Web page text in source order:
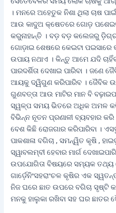
। ମନରେ ଅହେତୁକ ନିଶା ଥିଲା ଚାଷ
ଆଉ କାଦୁଅ କ୍ଷେତରେ ଗୋଡ଼
କରୁନାହାନ୍ତି । ବଡ଼ ବଡ଼ କଲେଜରୁ
ଗୋଡ଼ାଇ ଶେଷରେ କେଇଟା
ଉପାୟ ନଥାଏ । କିନ୍ତୁ ଆମେ ଯଦି
ପାରଦର୍ଶିତା ଦେଖାଇ ପାରିବା । ଜଣେ
ଆୟକୁ ଦ୍ୱିଗୁଣ କରିପାରିବ । ଜୈବିକ
ଗୁଣବତ୍ତା ଆଉ ମାଟିର ମାନ ବି
ସ୍ୱଳ୍ପ ସମୟ ଭିତରେ ଅଧିକ ଅମଳ
ବିଭିନ୍ନ ନୂତନ ପ୍ରଣାଳୀ ବ୍ୟବହାର
ବେଶ କିଛି ରୋଜଗାର କରିପାରିବା ।
ପାକଶାଳା ବଗିଚା , ସମନ୍ୱିତ କୃଷି ,
ସ୍ୱାବଲମ୍ବୀ ହେବାର ମାର୍ଗ
ଉପଯୋଗିତା ବିଷୟରେ ସମ୍ୟକ ତଥ୍ୟ
ଗାର୍ଡ଼େନିଂସହରାଂଚଳ କୃଷିର ଏକ
ନିଜ ଘରେ ଛାତ ଉପରେ ବଗିଚା ସୃଷ୍ଟି
ମନକୁ ହାଲୁକା ରଖିବା ସହ ଘର ଛାତର